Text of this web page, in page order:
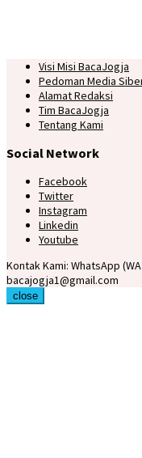
Visi Misi BacaJogja
Pedoman Media
Alamat Redaksi
Tim BacaJogja
Tentang Kami
Social Network
Facebook
Twitter
Instagram
Linkedin
Youtube
Kontak Kami: WhatsApp
bacajogja1@gmail.com
close